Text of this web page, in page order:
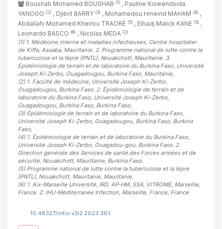
Boushab Mohamed BOUSHAB (1) , Pauline Kiswendsida
YANOGO (2) , Djibril BARRY (3) , Mohamedou Hmeind MAHAM (4) ,
Abdallahi Mohamed Kheirou TRAORÉ (5) , Elhadj Malick KANE (5) ,
Leonardo BASCO (6) , Nicolas MEDA (2)
(1) 1. Médecine interne et maladies infectieuses, Centre hospitalier
de Kiffa, Assaba, Mauritanie. 2. Programme national de lutte contre la
tuberculose et la lèpre (PNTL), Nouakchott, Mauritanie. 3.
Épidémiologie de terrain et de laboratoire du Burkina Faso, Université
Joseph Ki-Zerbo, Ouagadougou, Burkina Faso, Mauritanie,
(2) 1. Faculté de médecine, Université Joseph Ki-Zerbo,
Ouagadougou, Burkina Faso. 2. Épidémiologie de terrain et de
laboratoire du Burkina Faso, Université Joseph Ki-Zerbo,
Ouagadougou, Burkina Faso, Burkina Faso,
(3) Épidémiologie de terrain et de laboratoire du Burkina Faso,
Université Joseph Ki-Zerbo, Ouagadougou, Burkina Faso, Burkina
Faso,
(4) 1. Épidémiologie de terrain et de laboratoire du Burkina Faso,
Université Joseph Ki-Zerbo, Ouagadou-gou, Burkina Faso. 2.
Direction générale des Services de santé des Forces armées et de
sécurité, Nouakchott, Mauritanie, Burkina Faso,
(5) Programme national de lutte contre la tuberculose et la lèpre
(PNTL), Nouakchott, Mauritanie, Mauritanie,
(6) 1. Aix-Marseille Université, IRD, AP-HM, SSA, VITROME, Marseille,
France. 2. IHU-Méditerranée Infection, Marseille, France, France
10.48327/mtsi.v3i2.2023.361